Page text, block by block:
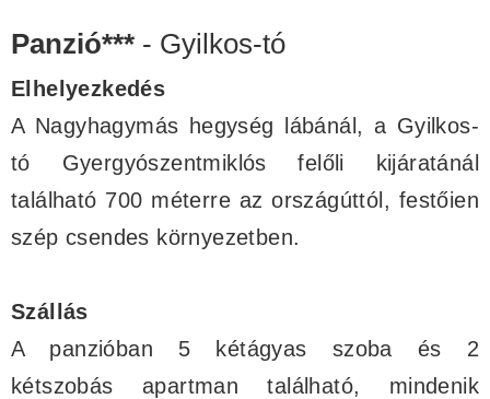
Panzió*** - Gyilkos-tó
Elhelyezkedés
A Nagyhagymás hegység lábánál, a Gyilkos-
tó Gyergyószentmiklós felőli kijáratánál
található 700 méterre az országúttól, festőien
szép csendes környezetben.
Szállás
A panzióban 5 kétágyas szoba és 2
kétszobás apartman található, mindenik